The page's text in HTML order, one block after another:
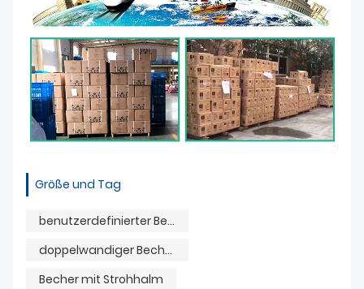
Größe und Tag
benutzerdefinierter Becher
doppelwandiger Becher
Becher mit Strohhalm